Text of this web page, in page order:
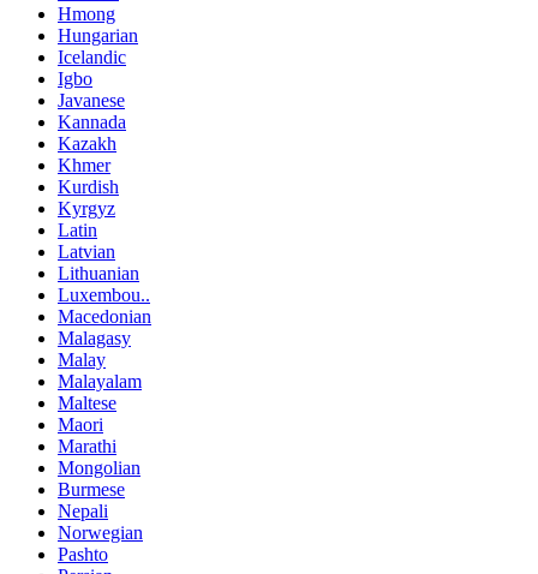
Hmong
Hungarian
Icelandic
Igbo
Javanese
Kannada
Kazakh
Khmer
Kurdish
Kyrgyz
Latin
Latvian
Lithuanian
Luxembou..
Macedonian
Malagasy
Malay
Malayalam
Maltese
Maori
Marathi
Mongolian
Burmese
Nepali
Norwegian
Pashto